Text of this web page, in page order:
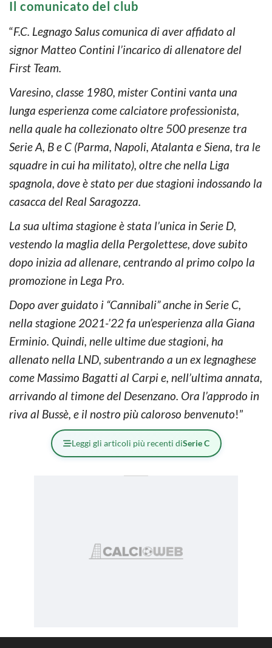
Il comunicato del club
“F.C. Legnago Salus comunica di aver affidato al
signor Matteo Contini l’incarico di allenatore del
First Team.
Varesino, classe 1980, mister Contini vanta una
lunga esperienza come calciatore professionista,
nella quale ha collezionato oltre 500 presenze tra
Serie A, B e C (Parma, Napoli, Atalanta e Siena, tra le
squadre in cui ha militato), oltre che nella Liga
spagnola, dove è stato per due stagioni indossando la
casacca del Real Saragozza.
La sua ultima stagione è stata l’unica in Serie D,
vestendo la maglia della Pergolettese, dove subito
dopo inizia ad allenare, centrando al primo colpo la
promozione in Lega Pro.
Dopo aver guidato i “Cannibali” anche in Serie C,
nella stagione 2021-’22 fa un’esperienza alla Giana
Erminio. Quindi, nelle ultime due stagioni, ha
allenato nella LND, subentrando a un ex legnaghese
come Massimo Bagatti al Carpi e, nell’ultima annata,
arrivando al timone del Desenzano. Ora l’approdo in
riva al Bussè, e il nostro più caloroso benvenuto!”
Leggi gli articoli più recenti diSerie C